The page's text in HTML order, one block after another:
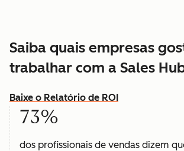
Saiba quais empresas
trabalhar com a Sales
Baixe o Relatório de ROI
73%
dos profissionais de vendas dizem